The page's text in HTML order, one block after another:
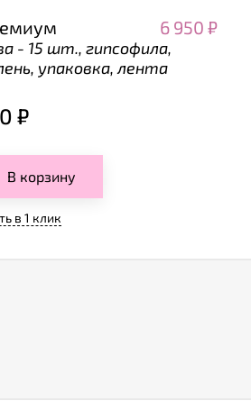
6 950 ₽
- 15 шт., гипсофила,
упаковка, лента
₽
В корзину
в 1 клик